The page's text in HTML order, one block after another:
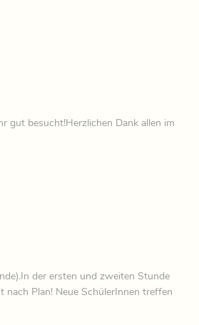
gut besucht!Herzlichen Dank allen im
der ersten und zweiten Stunde
nach Plan! Neue SchülerInnen treffen